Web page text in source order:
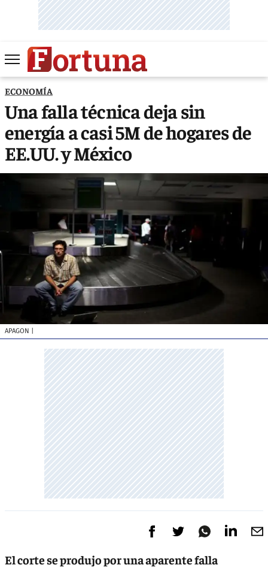
ECONOMÍA
Una falla técnica deja sin
energía a casi 5M de hogares de
EE.UU. y México
APAGON
El corte se produjo por una aparente falla